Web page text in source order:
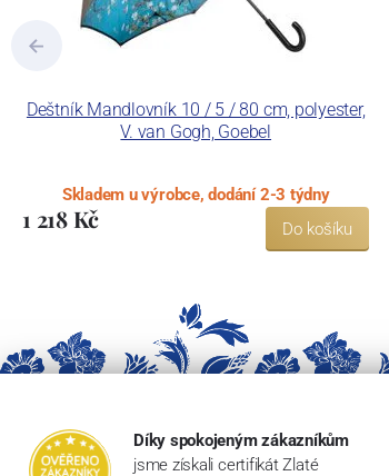
Deštník Mandlovník 10 / 5 / 80 cm, polyester,
V. van Gogh, Goebel
Skladem u výrobce, dodání 2-3 týdny
1 218 Kč Do košíku
Díky spokojeným zákazníkům
jsme získali certifikát Zlaté